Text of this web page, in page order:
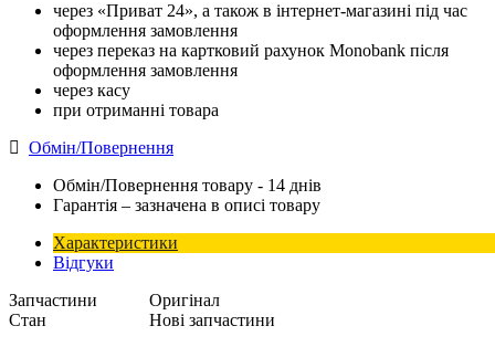
через «Приват 24», а також в інтернет-магазині під час
оформлення замовлення
через переказ на картковий рахунок Monobank після
оформлення замовлення
через касу
при отриманні товара
Обмін/Повернення
Обмін/Повернення товару - 14 днів
Гарантія – зазначена в описі товару
Характеристики
Відгуки
Запчастини
Оригінал
Стан
Нові запчастини